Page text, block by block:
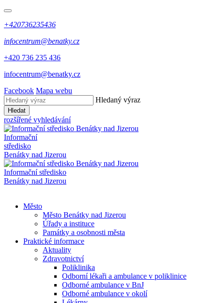
+420736235436
infocentrum@benatky.cz
+420 736 235 436
infocentrum@benatky.cz
Facebook Mapa webu
Hledaný výraz
Hledat
rozšířené vyhledávání
Informační
středisko
Benátky nad Jizerou
Informační středisko
Benátky nad Jizerou
Město
Město Benátky nad Jizerou
Úřady a instituce
Památky a osobnosti města
Praktické informace
Aktuality
Zdravotnictví
Poliklinika
Odborní lékaři a ambulance v poliklinice
Odborné ambulance v BnJ
Odborné ambulance v okolí